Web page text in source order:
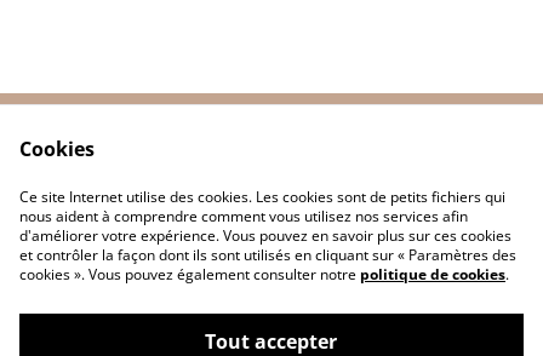
Politique de
confidentialité
Politique de cookies
Cookies
Ce site Internet utilise des cookies. Les cookies sont de petits fichiers qui
nous aident à comprendre comment vous utilisez nos services afin
d'améliorer votre expérience. Vous pouvez en savoir plus sur ces cookies
et contrôler la façon dont ils sont utilisés en cliquant sur « Paramètres des
cookies ». Vous pouvez également consulter notre politique de cookies.
Tout accepter